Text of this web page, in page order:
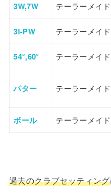
3W,7W テーラーメイド
3I-PW テーラーメイド
54°,60° テーラーメイド
パター テーラーメイド
ボール テーラーメイド
過去のクラブセッティング